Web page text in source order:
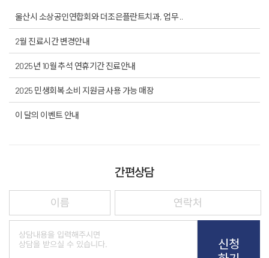
울산시 소상공인연합회와 더조은플란트치과, 업무 ..
2월 진료시간 변경안내
2025년 10월 추석 연휴기간 진료안내
2025 민생회복 소비 지원금 사용 가능 매장
이 달의 이벤트 안내
간편상담
신청